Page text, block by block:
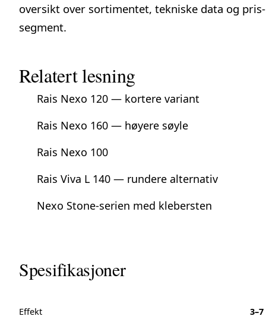
oversikt over sortimentet, tekniske data og pris-
segment.
Relatert lesning
Rais Nexo 120 — kortere variant
Rais Nexo 160 — høyere søyle
Rais Nexo 100
Rais Viva L 140 — rundere alternativ
Nexo Stone-serien med klebersten
Spesifikasjoner
Effekt